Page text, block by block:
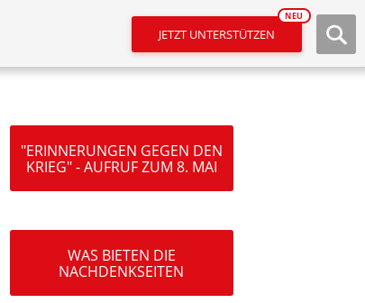
JETZT UNTERSTÜTZEN
NEU
"ERINNERUNGEN GEGEN DEN
KRIEG" - AUFRUF ZUM 8. MAI
WAS BIETEN DIE
NACHDENKSEITEN